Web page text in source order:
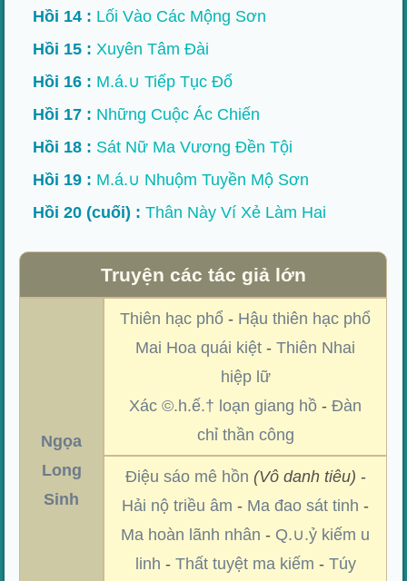
Hồi 14 : Lối Vào Các Mộng Sơn
Hồi 15 : Xuyên Tâm Đài
Hồi 16 : M.á.∪ Tiếp Tục Đổ
Hồi 17 : Những Cuộc Ác Chiến
Hồi 18 : Sát Nữ Ma Vương Đền Tội
Hồi 19 : M.á.∪ Nhuộm Tuyền Mộ Sơn
Hồi 20 (cuối) : Thân Này Ví Xẻ Làm Hai
Truyện các tác giả lớn
Ngọa
Long
Sinh
Thiên hạc phổ - Hậu thiên hạc phổ
Mai Hoa quái kiệt -Thiên Nhai
hiệp lữ
Xác ©.h.ế.† loạn giang hồ -Đàn
chỉ thần công
Điệu sáo mê hồn (Vô danh tiêu) -
Hải nộ triều âm - Ma đao sát tinh -
Ma hoàn lãnh nhân - Q.∪.ỷ kiếm u
linh - Thất tuyệt ma kiếm - Túy